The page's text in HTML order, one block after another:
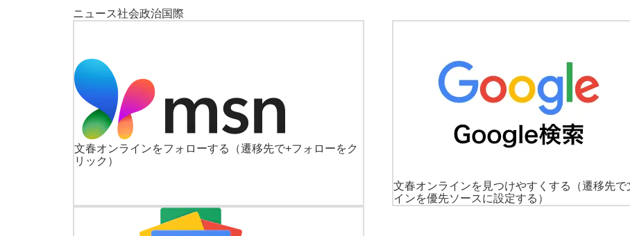
ニュース社会政治国際
文春オンラインをフォローする
（遷移先で+フォローをク
リック）
文春オンラインを見つけやすくする
（遷移先
インを優先ソースに設定する）